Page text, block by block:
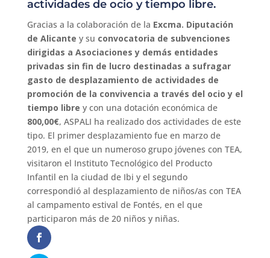
actividades de ocio y tiempo libre.
Gracias a la colaboración de la Excma. Diputación
de Alicante y su convocatoria de subvenciones
dirigidas a Asociaciones y demás entidades
privadas sin fin de lucro destinadas a sufragar
gasto de desplazamiento de actividades de
promoción de la convivencia a través del ocio y el
tiempo libre y con una dotación económica de
800,00€, ASPALI ha realizado dos actividades de este
tipo. El primer desplazamiento fue en marzo de
2019, en el que un numeroso grupo jóvenes con TEA,
visitaron el Instituto Tecnológico del Producto
Infantil en la ciudad de Ibi y el segundo
correspondió al desplazamiento de niños/as con TEA
al campamento estival de Fontés, en el que
participaron más de 20 niños y niñas.